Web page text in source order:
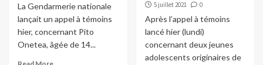
La Gendarmerie nationale
lançait un appel à témoins
hier, concernant Pito
Onetea, âgée de 14...
5 juillet 2021 0
Après l’appel à témoins
lancé hier (lundi)
concernant deux jeunes
adolescents originaires de